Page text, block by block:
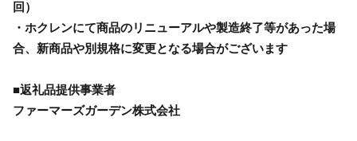
回）
・ホクレンにて商品のリニューアルや製造終了等があった場
合、新商品や別規格に変更となる場合がございます
■返礼品提供事業者
ファーマーズガーデン株式会社